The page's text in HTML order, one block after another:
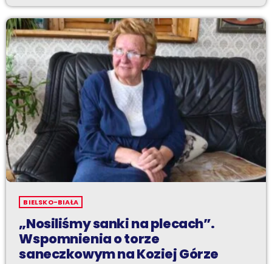
BIELSKO-BIAŁA
„Nosiliśmy sanki na plecach”.
Wspomnienia o torze
saneczkowym na Koziej Górze